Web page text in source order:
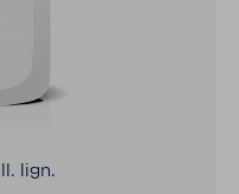
lign.